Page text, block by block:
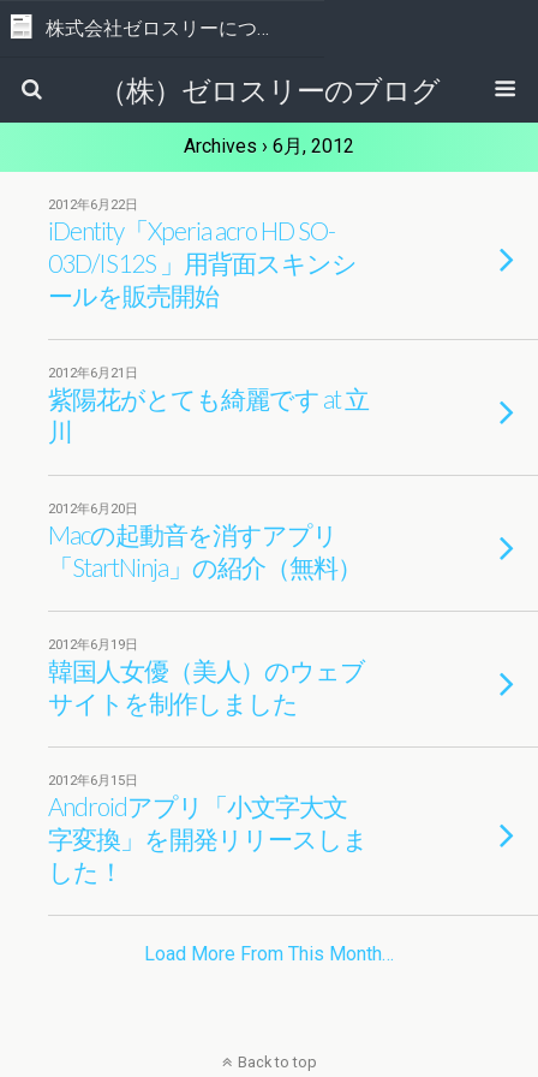
株式会社ゼロスリーについて
（株）ゼロスリーのブログ
Archives › 6月, 2012
2012年6月22日
iDentity「Xperia acro HD SO-
03D/IS12S 」用背面スキンシ
ールを販売開始
2012年6月21日
紫陽花がとても綺麗です at 立
川
2012年6月20日
Macの起動音を消すアプリ
「StartNinja」の紹介（無料）
2012年6月19日
韓国人女優（美人）のウェブ
サイトを制作しました
2012年6月15日
Androidアプリ「小文字大文
字変換」を開発リリースしま
した！
Load More From This Month…
Back to top